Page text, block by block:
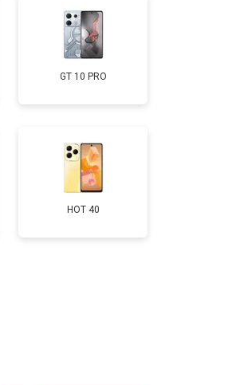
Заказать
ЗаказатьGT 10 PRO
HOT 40